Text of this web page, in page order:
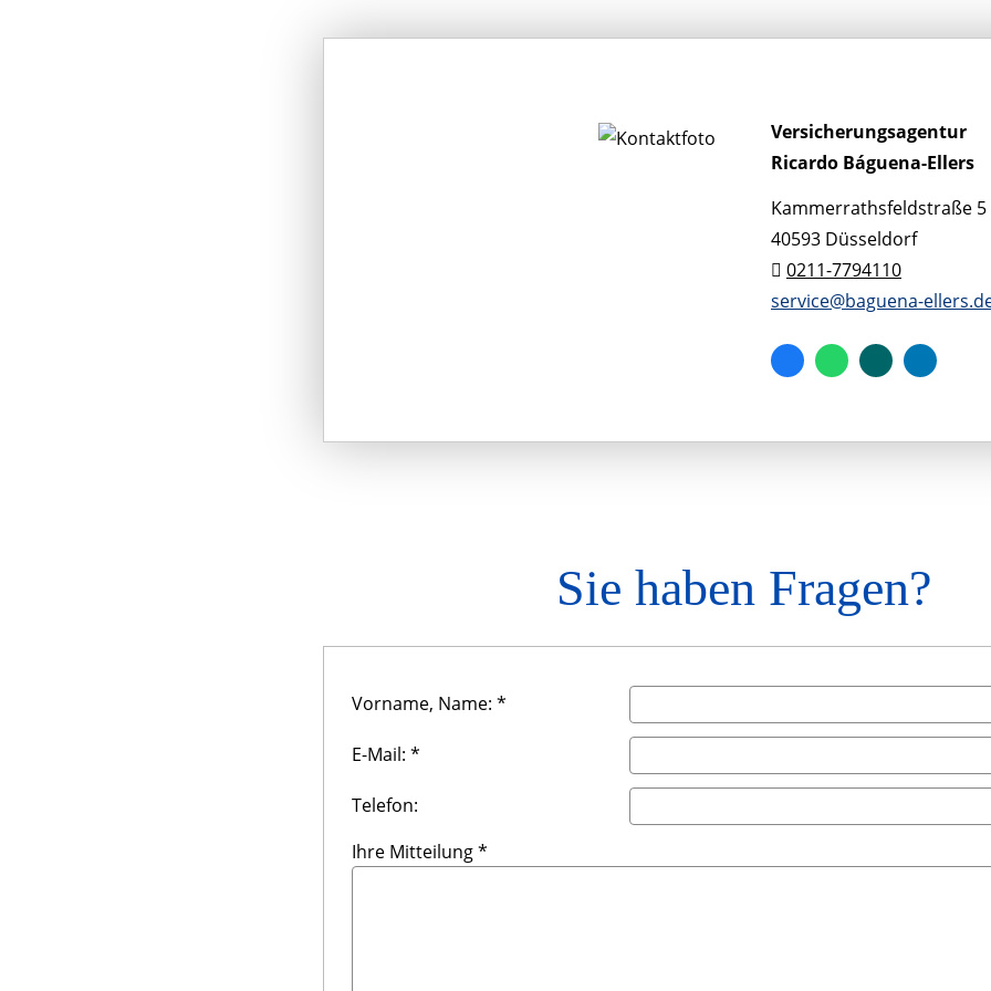
Versicherungsagentur
Ricardo Báguena-Ellers
Kammerrathsfeldstraße 5
40593 Düsseldorf
0211-7794110
service@baguena-
Sie haben Fragen?
Vorname, Name: *
E-Mail: *
Telefon:
Ihre Mitteilung *